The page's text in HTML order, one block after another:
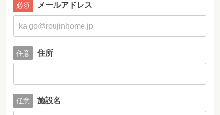
メールアドレス
住所
施設名